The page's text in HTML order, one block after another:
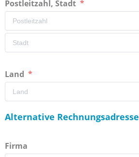
Postleitzahl, Stadt
Land
Alternative Rechnungsadresse
Firma